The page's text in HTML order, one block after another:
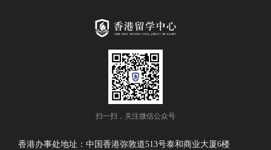
扫一扫，关注微信公众号
香港办事处地址：中国香港弥敦道513号泰和商业大厦6楼